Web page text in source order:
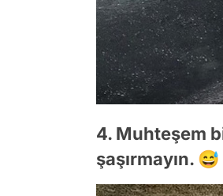
4. Muhteşem
şaşırmayın. 😅